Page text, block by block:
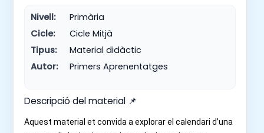
Nivell:
Primària
Cicle:
Cicle Mitjà
Tipus:
Material didàctic
Autor:
Primers Aprenentatges
Descripció del material 📌
Aquest material et convida a explorar el calendari d’una